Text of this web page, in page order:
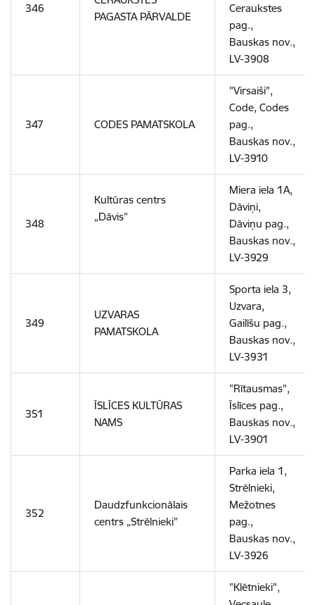
346
PAGASTA PĀRVALDE
Ceraukstes
pag.,
Bauskas nov.,
LV-3908
347 CODES PAMATSKOLA
"Virsaiši",
Code, Codes
pag.,
Bauskas nov.,
LV-3910
348
Kultūras centrs
„Dāvis”
Miera iela 1A,
Dāviņi,
Dāviņu pag.,
Bauskas nov.,
LV-3929
349
UZVARAS
PAMATSKOLA
Sporta iela 3,
Uzvara,
Gailīšu pag.,
Bauskas nov.,
LV-3931
351
ĪSLĪCES KULTŪRAS
NAMS
"Rītausmas",
Īslīces pag.,
Bauskas nov.,
LV-3901
352
Daudzfunkcionālais
centrs „Strēlnieki”
Parka iela 1,
Strēlnieki,
Mežotnes
pag.,
Bauskas nov.,
LV-3926
"Klētnieki",